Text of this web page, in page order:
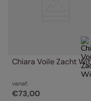
Chiara Voile Zacht Wit
vanaf:
€73,00